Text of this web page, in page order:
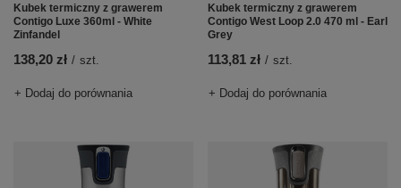
Kubek termiczny z grawerem
Contigo Luxe 360ml - White
Zinfandel
138,20 zł / szt.
+ Dodaj do porównania
Kubek termiczny z grawerem
Contigo West Loop 2.0 470 ml - Earl
Grey
113,81 zł / szt.
+ Dodaj do porównania